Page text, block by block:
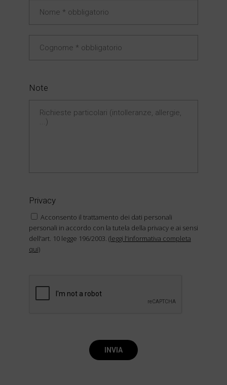
Note
Privacy
Acconsento il trattamento dei dati personali
personali in accordo con la tutela della privacy e ai sensi
dell'art. 10 legge 196/2003. (leggi l'informativa completa
qui)
INVIA